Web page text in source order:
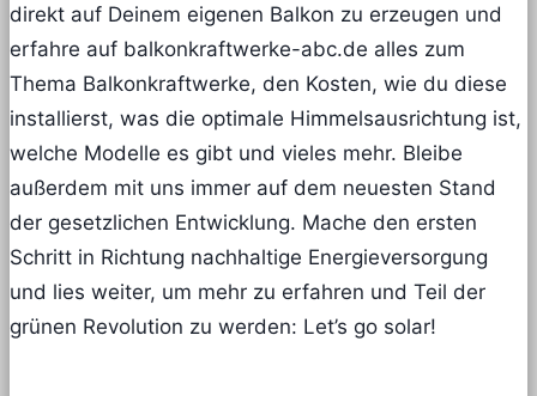
direkt auf Deinem eigenen Balkon zu erzeugen und
erfahre auf balkonkraftwerke-abc.de alles zum
Thema Balkonkraftwerke, den Kosten, wie du diese
installierst, was die optimale Himmelsausrichtung ist,
welche Modelle es gibt und vieles mehr. Bleibe
außerdem mit uns immer auf dem neuesten Stand
der gesetzlichen Entwicklung. Mache den ersten
Schritt in Richtung nachhaltige Energieversorgung
und lies weiter, um mehr zu erfahren und Teil der
grünen Revolution zu werden: Let’s go solar!